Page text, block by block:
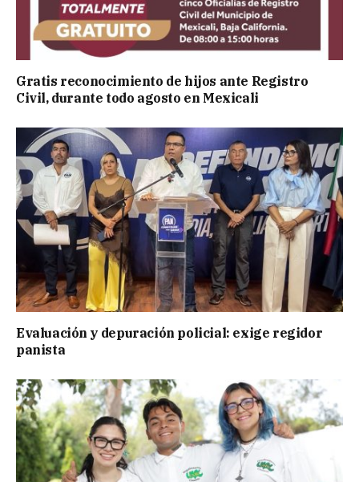
Gratis reconocimiento de hijos ante Registro
Civil, durante todo agosto en Mexicali
Evaluación y depuración policial: exige regidor
panista